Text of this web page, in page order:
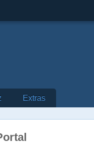
Extras